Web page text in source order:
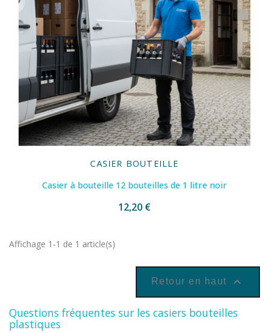
CASIER BOUTEILLE
Casier à bouteille 12 bouteilles de 1 litre noir
12,20 €
Affichage 1-1 de 1 article(s)
Retour en haut 
Questions fréquentes sur les casiers bouteilles
plastiques